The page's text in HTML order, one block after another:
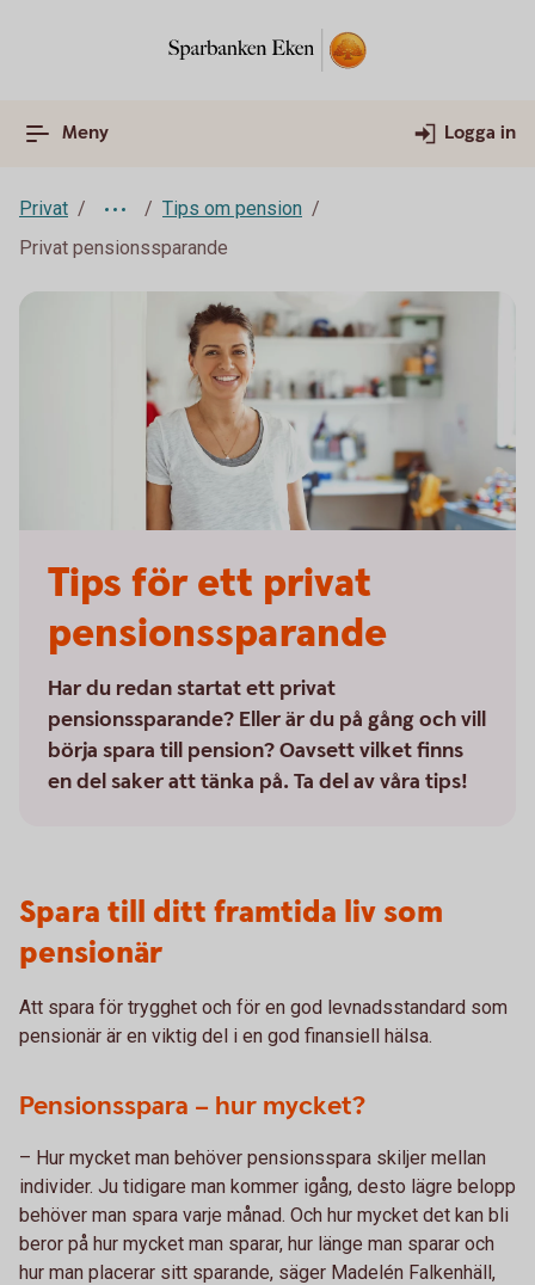
Meny Logga in
Privat
Tips om pension
Privat pensionssparande
Tips för ett privat
pensionssparande
Har du redan startat ett privat
pensionssparande? Eller är du på gång och vill
börja spara till pension? Oavsett vilket finns
en del saker att tänka på. Ta del av våra tips!
Spara till ditt framtida liv som
pensionär
Att spara för trygghet och för en god levnadsstandard som
pensionär är en viktig del i en god finansiell hälsa.
Pensionsspara – hur mycket?
– Hur mycket man behöver pensionsspara skiljer mellan
individer. Ju tidigare man kommer igång, desto lägre belopp
behöver man spara varje månad. Och hur mycket det kan bli
beror på hur mycket man sparar, hur länge man sparar och
hur man placerar sitt sparande, säger Madelén Falkenhäll,